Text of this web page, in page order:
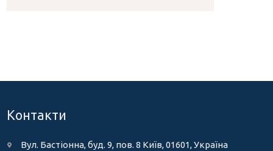
Контакти
Вул. Бастіонна, буд. 9, пов. 8 Київ, 01601, Україна